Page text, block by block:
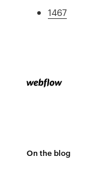
1467
On the blog